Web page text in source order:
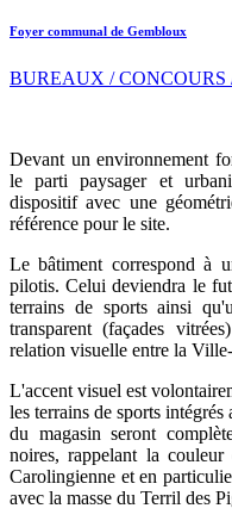
Foyer communal de Gembloux
BUREAUX / CONCOURS
Devant un environnement
le parti paysager et
dispositif avec une
référence pour le site.
Le bâtiment correspond à
pilotis. Celui deviendra le
terrains de sports ainsi
transparent (façades
relation visuelle entre la
L'accent visuel est
les terrains de sports
du magasin seront
noires, rappelant la
Carolingienne et en
avec la masse du Terril des